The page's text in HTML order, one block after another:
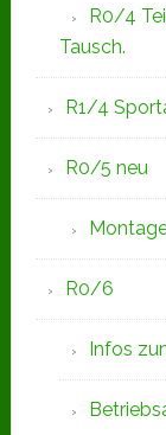
R0/4
Tausch.
R1/4
R0/5 neu
R0/6
Infos